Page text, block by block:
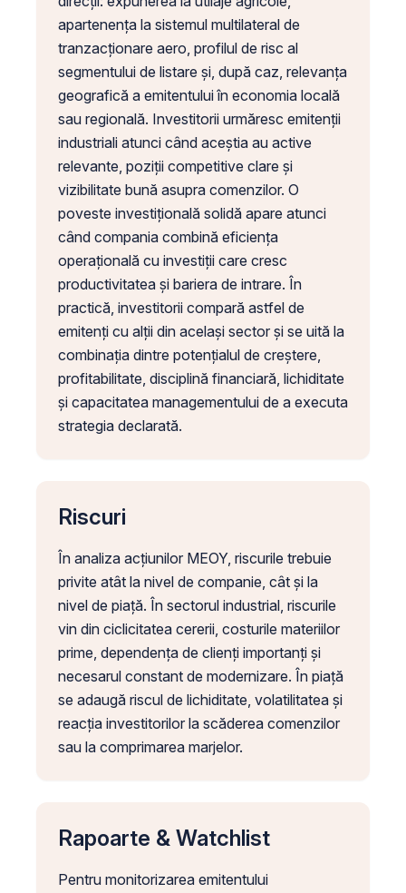
apartenența la sistemul multilateral de
tranzacționare aero, profilul de risc al
segmentului de listare și, după caz, relevanța
geografică a emitentului în economia locală
sau regională. Investitorii urmăresc emitenții
industriali atunci când aceștia au active
relevante, poziții competitive clare și
vizibilitate bună asupra comenzilor. O
poveste investițională solidă apare atunci
când compania combină eficiența
operațională cu investiții care cresc
productivitatea și bariera de intrare. În
practică, investitorii compară astfel de
emitenți cu alții din același sector și se uită la
combinația dintre potențialul de creștere,
profitabilitate, disciplină financiară, lichiditate
și capacitatea managementului de a executa
strategia declarată.
Riscuri
În analiza acțiunilor MEOY, riscurile trebuie
privite atât la nivel de companie, cât și la
nivel de piață. În sectorul industrial, riscurile
vin din ciclicitatea cererii, costurile materiilor
prime, dependența de clienți importanți și
necesarul constant de modernizare. În piață
se adaugă riscul de lichiditate, volatilitatea și
reacția investitorilor la scăderea comenzilor
sau la comprimarea marjelor.
Rapoarte & Watchlist
Pentru monitorizarea emitentului